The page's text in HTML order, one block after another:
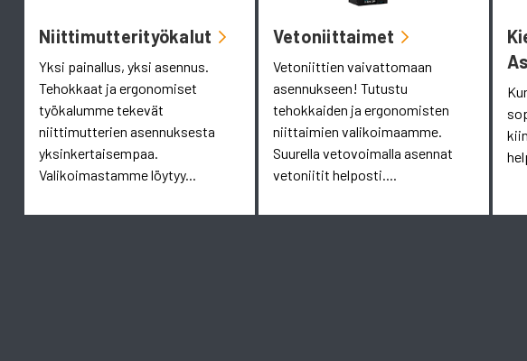
Niittimutterityökalut
Yksi painallus, yksi asennus.
Tehokkaat ja ergonomiset
työkalumme tekevät
niittimutterien asennuksesta
yksinkertaisempaa.
Valikoimastamme löytyy...
Vetoniittaimet
Vetoniittien vaivattomaan
asennukseen! Tutustu
tehokkaiden ja ergonomisten
niittaimien valikoimaamme.
Suurella vetovoimalla asennat
vetoniitit helposti....